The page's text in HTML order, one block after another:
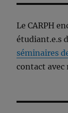
Le CARPH
étudiant.e.s
séminaires
contact avec